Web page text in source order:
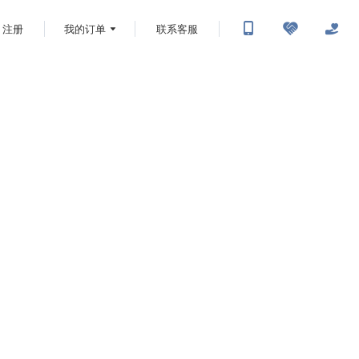
注册 我的订单 联系客服